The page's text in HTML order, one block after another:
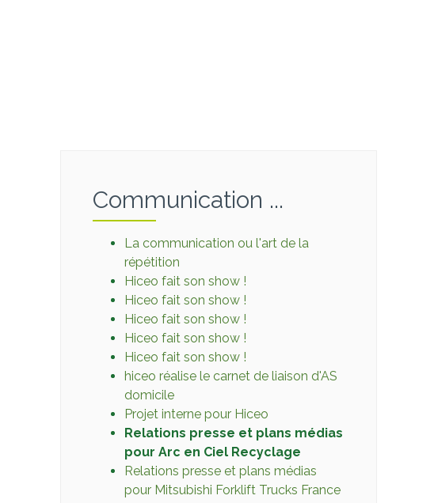
Communication ...
La communication ou l'art de la
répétition
Hiceo fait son show !
Hiceo fait son show !
Hiceo fait son show !
Hiceo fait son show !
Hiceo fait son show !
hiceo réalise le carnet de liaison d'AS
domicile
Projet interne pour Hiceo
Relations presse et plans médias
pour Arc en Ciel Recyclage
Relations presse et plans médias
pour Mitsubishi Forklift Trucks France